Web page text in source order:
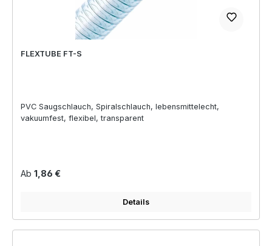
FLEXTUBE FT-S
PVC Saugschlauch, Spiralschlauch, lebensmittelecht,
vakuumfest, flexibel, transparent
Regulärer Preis:
Ab 1,86 €
Details